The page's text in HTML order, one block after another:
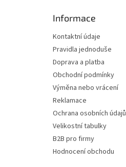
Informace
Kontaktní údaje
Pravidla jednoduše
Doprava a platba
Obchodní podmínky
Výměna nebo vrácení
Reklamace
Ochrana osobních údajů
Velikostní tabulky
B2B pro firmy
Hodnocení obchodu